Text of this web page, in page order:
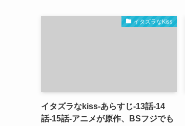
イタズラなKiss
イタズラなkiss-あらすじ-13話-14
話-15話-アニメが原作、BSフジでも